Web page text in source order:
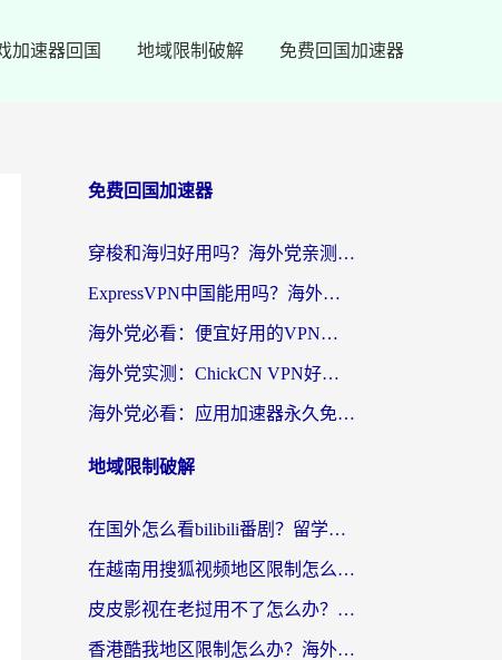
加速器回国 地域限制破解 免费回国加速器
免费回国加速器
穿梭和海归好用吗？海外党亲测：3步选对回国加速器，无缝刷国内剧玩手游
ExpressVPN中国能用吗？海外党翻回国内的加速器选择指南（附番茄加速器实测）
海外党必看：便宜好用的VPN怎么选？3步解决回国访问难题+Steam改区技巧
海外党实测：ChickCN VPN好用吗？和OurPlay VPN对比哪个回国效果更好？附避坑指南
海外党必看：应用加速器永久免费版真的靠谱吗？教你选对回国加速器无缝刷国内资源
地域限制破解
在国外怎么看bilibili番剧？留学生亲测有效的地域限制突破指南（附酷我酷狗音乐解决方法）
在越南用搜狐视频地区限制怎么办？3招解决海外看国内剧难题（附西瓜视频CCTV观看技巧）
皮皮影视在老挝用不了怎么办？3步解决海外看国内影视&财经的痛点
香港酷我地区限制怎么办？海外党亲测有效的回国加速方案来了